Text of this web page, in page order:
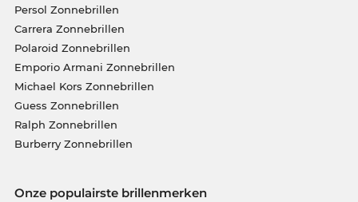
Persol Zonnebrillen
Carrera Zonnebrillen
Polaroid Zonnebrillen
Emporio Armani Zonnebrillen
Michael Kors Zonnebrillen
Guess Zonnebrillen
Ralph Zonnebrillen
Burberry Zonnebrillen
Onze populairste brillenmerken